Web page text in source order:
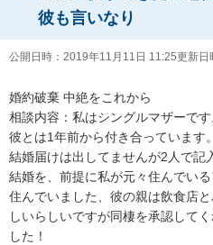
彼も言いなり
公開日時： 2019年11月11日 11:25更新日
婚約破棄 中絶をこれから
相談内容：私はシングルマザーです
彼とは1年前から付き合っています。
結婚届けは出してませんが2人で記
結婚を、前提に私が元々住んでい
住んでいました、彼の親は飲食店
しいらしいですが同棲を承認して
した！